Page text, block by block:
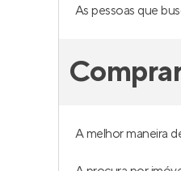
As pessoas que
A melhor maneira